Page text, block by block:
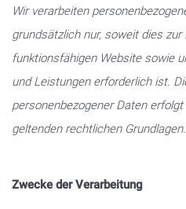
Wir verarbeiten
grundsätzlich nur, soweit dies
funktionsfähigen Website sowie
und Leistungen erforderlich ist.
personenbezogener Daten
geltenden rechtlichen Grundlagen.
Zwecke der Verarbeitung